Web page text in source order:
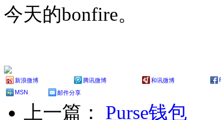
今天的bonfire。
新浪微博 腾讯微博 和讯微博
MSN
邮件分享
上一篇： Purse钱包